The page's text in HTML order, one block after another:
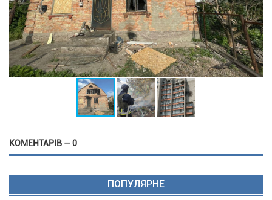
КОМЕНТАРІВ — 0
ПОПУЛЯРНЕ